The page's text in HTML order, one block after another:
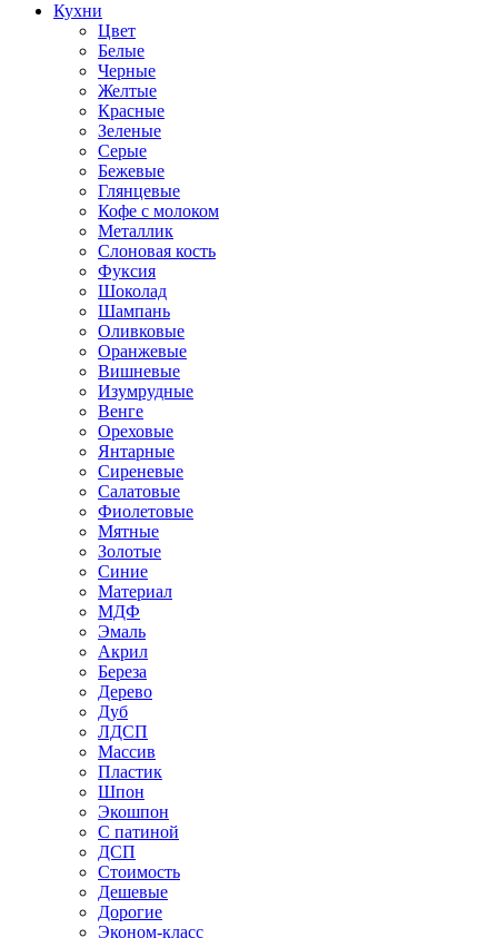
Кухни
Цвет
Белые
Черные
Желтые
Красные
Зеленые
Серые
Бежевые
Глянцевые
Кофе с молоком
Металлик
Слоновая кость
Фуксия
Шоколад
Шампань
Оливковые
Оранжевые
Вишневые
Изумрудные
Венге
Ореховые
Янтарные
Сиреневые
Салатовые
Фиолетовые
Мятные
Золотые
Синие
Материал
МДФ
Эмаль
Акрил
Береза
Дерево
Дуб
ЛДСП
Массив
Пластик
Шпон
Экошпон
С патиной
ДСП
Стоимость
Дешевые
Дорогие
Эконом-класс